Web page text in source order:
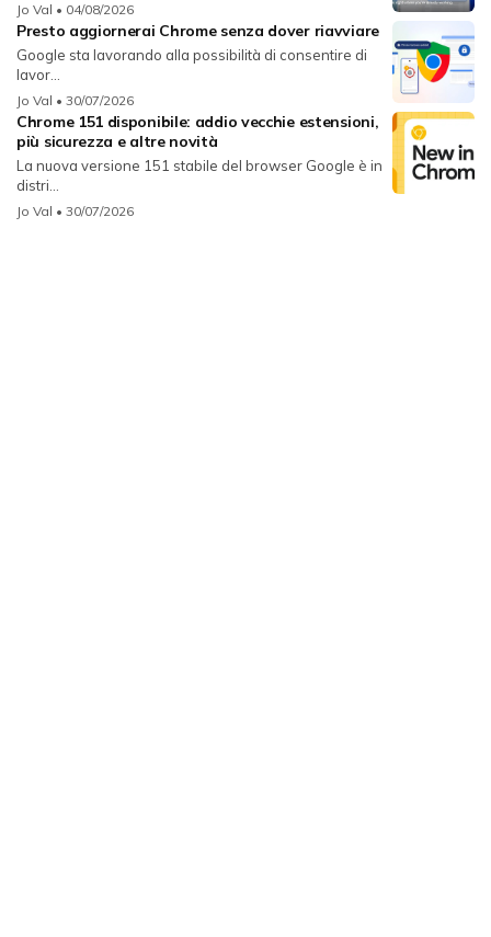
Jo Val • 04/08/2026
Presto aggiornerai Chrome senza dover riavviare
Google sta lavorando alla possibilità di consentire di
lavor...
Jo Val • 30/07/2026
Chrome 151 disponibile: addio vecchie estensioni,
più sicurezza e altre novità
La nuova versione 151 stabile del browser Google è in
distri...
Jo Val • 30/07/2026